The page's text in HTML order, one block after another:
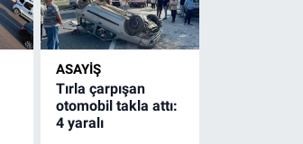
ASAYİŞ
Tırla çarpışan
otomobil takla attı:
4 yaralı